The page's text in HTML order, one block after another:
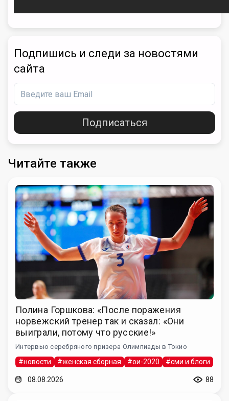
Подпишись и следи за новостями
сайта
Подписаться
Читайте также
Полина Горшкова: «После поражения
норвежский тренер так и сказал: «Они
выиграли, потому что русские!»
Интервью серебряного призера Олимпиады в Токио
#новости #женская сборная #ои-2020 #сми и блоги
08.08.2026 88